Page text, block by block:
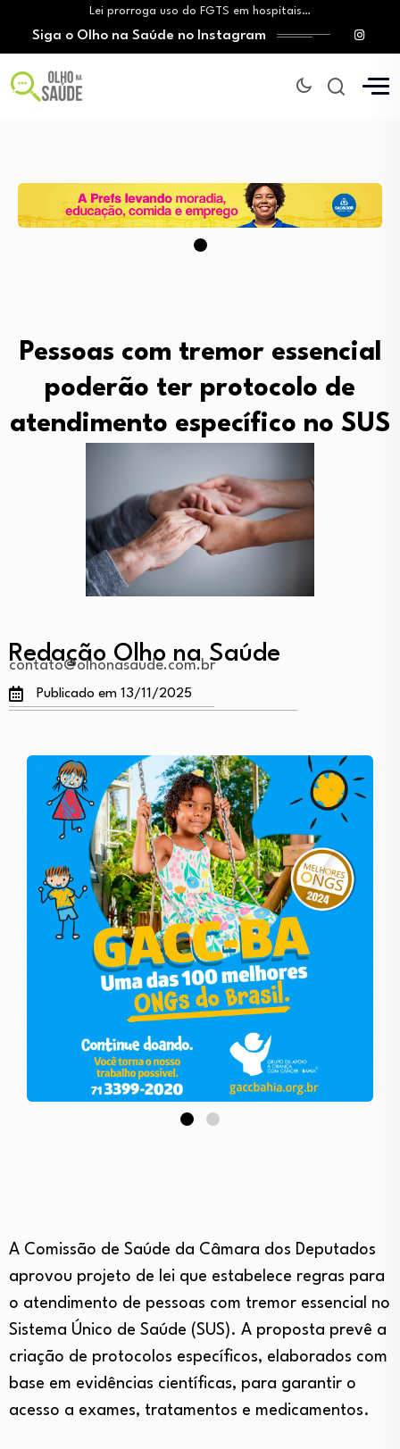
Lei prorroga uso do FGTS em hospitais…
Brasil registra alta taxa de diagnósticos tardios…
O Monte Tabor entrega à Bahia um…
Aleitamento materno: Salvador amplia ações de incentivo…
Medicamento incorporado ao SUS reduz em até…
Siga o Olho na Saúde no Instagram
Pessoas com tremor essencial
poderão ter protocolo de
atendimento específico no SUS
Redação Olho na Saúde
contato@olhonasaude.com.br
Publicado em 13/11/2025
A Comissão de Saúde da Câmara dos Deputados
aprovou projeto de lei que estabelece regras para
o atendimento de pessoas com tremor essencial no
Sistema Único de Saúde (SUS). A proposta prevê a
criação de protocolos específicos, elaborados com
base em evidências científicas, para garantir o
acesso a exames, tratamentos e medicamentos.